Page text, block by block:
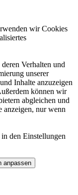
wir Cookies
Verhalten und
unserer
Inhalte anzuzeigen
können wir
abgleichen und
anzeigen, nur wenn
den Einstellungen
anpassen